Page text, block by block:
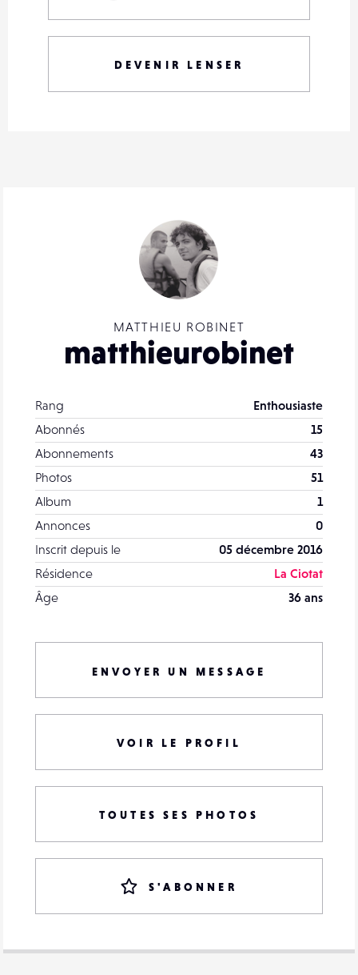
MATTHIEU ROBINET
matthieurobinet
Rang
Enthousiaste
Abonnés
15
Abonnements
43
Photos
51
Album
1
Annonces
0
Inscrit depuis le
05 décembre 2016
Résidence
La Ciotat
Âge
36 ans
ENVOYER UN MESSAGE
VOIR LE PROFIL
TOUTES SES PHOTOS
S'ABONNER
DEVENIR LENSER